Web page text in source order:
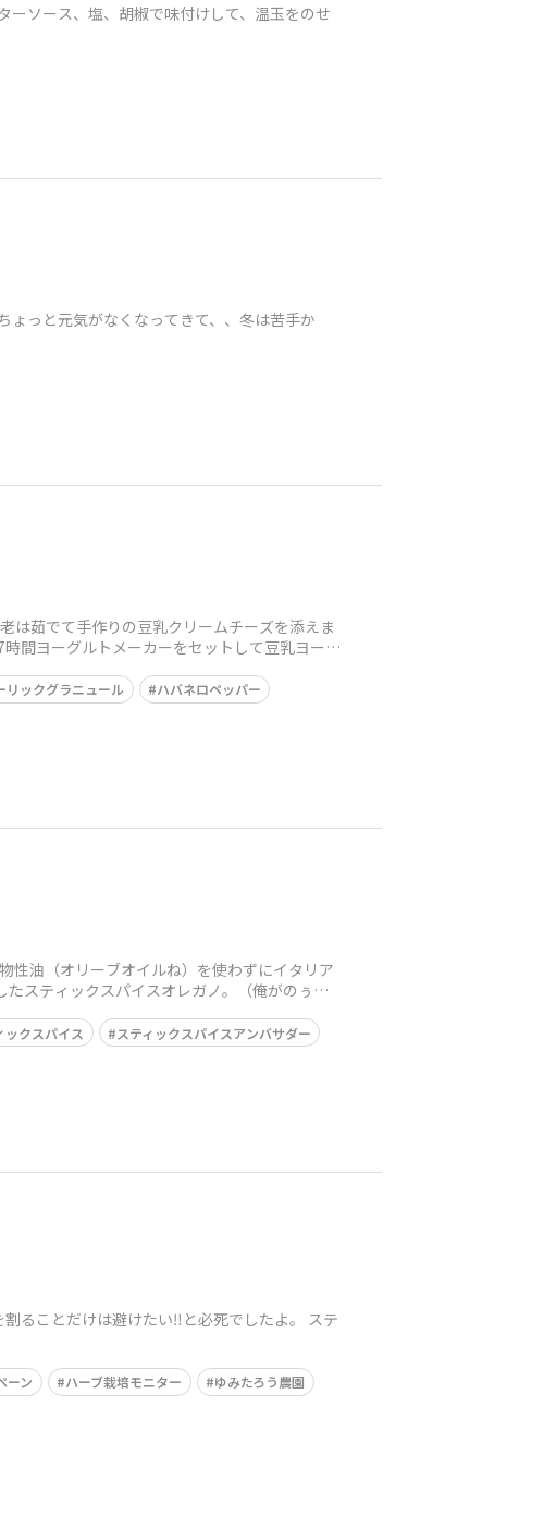
ソース、塩、胡椒で味付けして、温玉をのせ
ょっと元気がなくなってきて、、冬は苦手か
は茹でて手作りの豆乳クリームチーズを添えま
間ヨーグルトメーカーをセットして豆乳ヨーグ
リックグラニュール
ハバネロペッパー
性油（オリーブオイルね）を使わずにイタリア
スティックスパイスオレガノ。（俺がのぅ
ックスパイス
スティックスパイスアンバサダー
ることだけは避けたい‼️と必死でしたよ。 ステ
ーン ハーブ栽培モニター
ゆみたろう農園